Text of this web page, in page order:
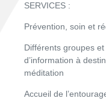
SERVICES :
Prévention, soin et
Différents groupes
d’information à
méditation
Accueil de